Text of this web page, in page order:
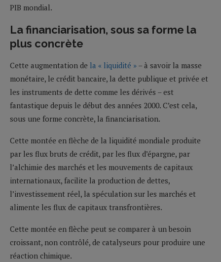
PIB mondial.
La financiarisation, sous sa forme la
plus concrète
Cette augmentation de la « liquidité » – à savoir la masse
monétaire, le crédit bancaire, la dette publique et privée et
les instruments de dette comme les dérivés – est
fantastique depuis le début des années 2000. C’est cela,
sous une forme concrète, la financiarisation.
Cette montée en flèche de la liquidité mondiale produite
par les flux bruts de crédit, par les flux d’épargne, par
l’alchimie des marchés et les mouvements de capitaux
internationaux, facilite la production de dettes,
l’investissement réel, la spéculation sur les marchés et
alimente les flux de capitaux transfrontières.
Cette montée en flèche peut se comparer à un besoin
croissant, non contrôlé, de catalyseurs pour produire une
réaction chimique.